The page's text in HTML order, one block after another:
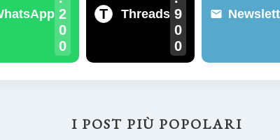
2
0
0
T Threads 9
0
0
I POST PIÙ POPOLARI